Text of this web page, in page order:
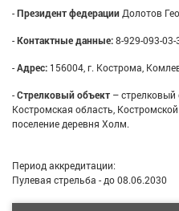
-Президент федерации Долотов
-Контактные данные:8-929-093-03-
-Адрес: 156004, г. Кострома,
-Стрелковый объект –
Костромская область,
поселение деревня Холм.
Период аккредитации:
Пулевая стрельба - до 08.06.2030